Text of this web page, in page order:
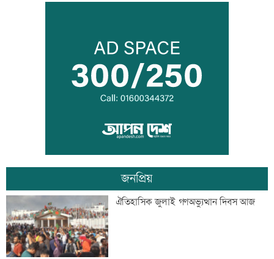
সাঁওতাল হত্যা বিচারের দাবিতে বিক্ষোভ
আইনজীবী জামাতার বিরুদ্ধে শ্বশুরের
মানববন্ধন
ইলিয়াস আলী গুম: উইং কমান্ডারের বিরুদ্ধে
পরোয়ানা
জনপ্রিয়
ঐতিহাসিক জুলাই গণঅভ্যুত্থান দিবস আজ